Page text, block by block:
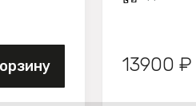
13900 ₽